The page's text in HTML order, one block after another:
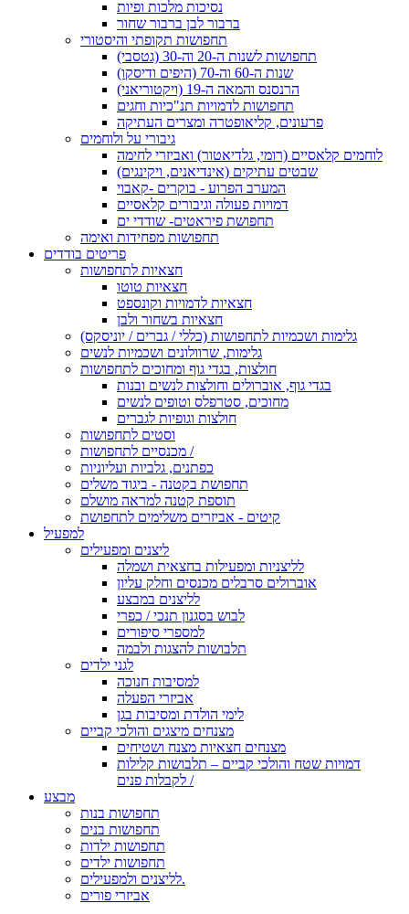
נסיכות מלכות ופיות
ברבור לבן ברבור שחור
תחפושות תקופתי והיסטורי
תחפושות לשנות ה-20 וה-30 (גטסבי)
שנות ה-60 וה-70 (היפים ודיסקו)
הרנסנס והמאה ה-19 (ויקטוריאני)
תחפושות לדמויות תנ"כיות וחגים
פרעונים, קליאופטרה ומצרים העתיקה
גיבורי על ולוחמים
לוחמים קלאסיים (רומי, גלדיאטור) ואביזרי לחימה
שבטים עתיקים (אינדיאנים, ויקינגים)
המערב הפרוע - בוקרים -קאבוי
דמויות פעולה וגיבורים קלאסיים
תחפושת פיראטים- שודדי ים
תחפושות מפחידות ואימה
פריטים בודדים
חצאיות לתחפושות
חצאיות טוטו
חצאיות לדמויות וקונספט
חצאיות בשחור ולבן
גלימות ושכמיות לתחפושות (כללי / גברים / יוניסקס)
גלימות, שרוולונים ושכמיות לנשים
חולצות, בגדי גוף ומחוכים לתחפושות
בגדי גוף, אוברולים וחולצות לנשים ובנות
מחוכים, סטרפלס וטופים לנשים
חולצות וגופיות לגברים
וסטים לתחפושות
מכנסיים לתחפושות /
כפתנים, גלביות ועליוניות
תחפושת בקטנה - ביגוד משלים
תוספת קטנה למראה מושלם
קיטים - אביזרים משלימים לתחפושת
למפעיל
ליצנים ומפעילים
לליצניות ומפעילות בחצאית ושמלה
אוברולים סרבלים מכנסים וחלק עליון
לליצנים במבצע
לבוש בסגנון תנכי / כפרי
למספרי סיפורים
תלבושות להצגות ולבמה
לגני ילדים
למסיבות חנוכה
אביזרי הפעלה
לימי הולדת ומסיבות בגן
מצנחים מיצגים והולכי קביים
מצנחים חצאיות מצנח ושטיחים
דמויות שטח והולכי קביים – תלבושות קלילות
לקבלות פנים /
מבצע
תחפושות בנות
תחפושות בנים
תחפושות ילדות
תחפושות ילדים
לליצנים ולמפעילים.
אביזרי פורים